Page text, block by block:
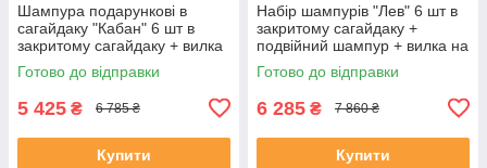
Шампура подарункові в
сагайдаку "Кабан" 6 шт в
закритому сагайдаку + вилка
подарунок на ювілей свату
Готово до відправки
5 425 ₴ 6 785 ₴
Купити
Набір шампурів "Лев" 6 шт в
закритому сагайдаку +
подвійний шампур + вилка на
подарунок директору
Готово до відправки
6 285 ₴ 7 860 ₴
Купити